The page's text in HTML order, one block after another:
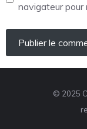
navigateur pour
© 2025